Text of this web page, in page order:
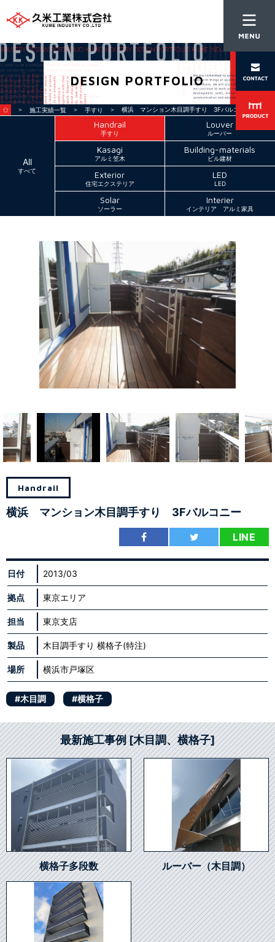
DESIGN PORTFOLIO
＞ 施工実績一覧 ＞ 手すり ＞ 横浜 マンション木目調手すり 3Fバルコニー
All
すべて
Handrail
手すり
Louver
ルーバー
Kasagi
アルミ笠木
Building-materials
ビル建材
Exterior
住宅エクステリア
LED
LED
Solar
ソーラー
Interier
インテリア アルミ家具
Handrail
横浜 マンション木目調手すり 3Fバルコニー
LINE
日付 2013/03
拠点 東京エリア
担当 東京支店
製品 木目調手すり 横格子(特注)
場所 横浜市戸塚区
#木目調 #横格子
最新施工事例 [木目調、横格子]
横格子多段数 ルーバー（木目調）